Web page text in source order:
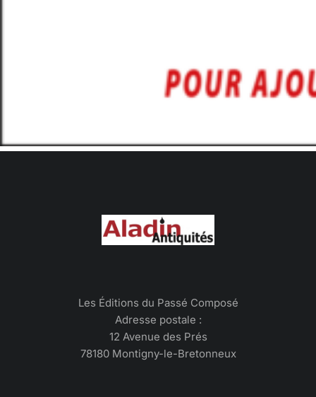
Les Éditions du Passé Composé
Adresse postale :
12 Avenue des Prés
78180 Montigny-le-Bretonneux